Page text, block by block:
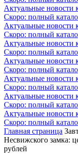
Актуальные новости
Скоро: полный
Актуальные новости
Скоро: полный
Актуальные новости
Скоро: полный
Актуальные новости
Скоро: полный
Актуальные новости
Скоро: полный
Актуальные новости
Скоро: полный
Актуальные новости
Скоро: полный
Главная страница
Несвижского замка:
рублей